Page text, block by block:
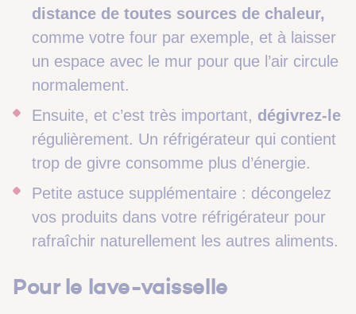
distance de toutes sources de chaleur,
comme votre four par exemple, et à laisser
un espace avec le mur pour que l’air circule
normalement.
Ensuite, et c’est très important, dégivrez-le
régulièrement. Un réfrigérateur qui contient
trop de givre consomme plus d’énergie.
Petite astuce supplémentaire : décongelez
vos produits dans votre réfrigérateur pour
rafraîchir naturellement les autres aliments.
Pour le lave-vaisselle